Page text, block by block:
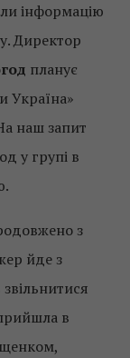
інформацію
Директор
планує
Україна»
наш запит
у групі в
з
йде з
в